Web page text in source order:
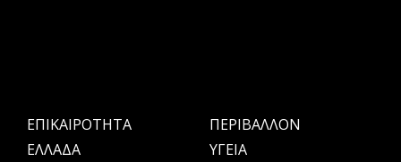
ΕΠΙΚΑΙΡΟΤΗΤΑ
ΕΛΛΑΔΑ
ΠΕΡΙΒΑΛΛΟΝ
ΥΓΕΙΑ